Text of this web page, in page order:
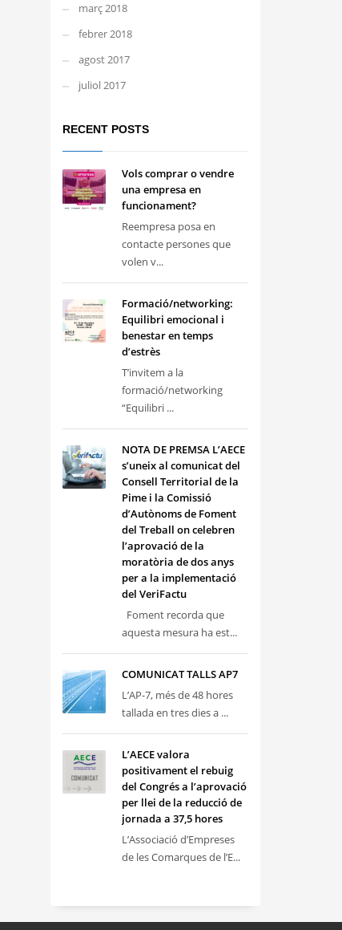
març 2018
febrer 2018
agost 2017
juliol 2017
RECENT POSTS
Vols comprar o vendre
una empresa en
funcionament?
Reempresa posa en
contacte persones que
volen v...
Formació/networking:
Equilibri emocional i
benestar en temps
d’estrès
T’invitem a la
formació/networking
“Equilibri ...
NOTA DE PREMSA L’AECE
s’uneix al comunicat del
Consell Territorial de la
Pime i la Comissió
d’Autònoms de Foment
del Treball on celebren
l’aprovació de la
moratòria de dos anys
per a la implementació
del VeriFactu
Foment recorda que
aquesta mesura ha est...
COMUNICAT TALLS AP7
L’AP-7, més de 48 hores
tallada en tres dies a ...
L’AECE valora
positivament el rebuig
del Congrés a l’aprovació
per llei de la reducció de
jornada a 37,5 hores
L’Associació d’Empreses
de les Comarques de l’E...